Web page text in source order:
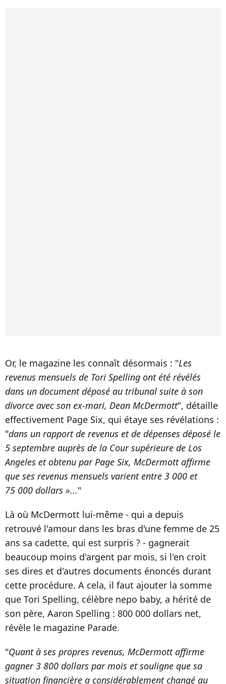
Or, le magazine les connaît désormais : "Les
revenus mensuels de Tori Spelling ont été révélés
dans un document déposé au tribunal suite à son
divorce avec son ex-mari, Dean McDermott", détaille
effectivement Page Six, qui étaye ses révélations :
"dans un rapport de revenus et de dépenses déposé le
5 septembre auprès de la Cour supérieure de Los
Angeles et obtenu par Page Six, McDermott affirme
que ses revenus mensuels varient entre 3 000 et
75 000 dollars »..."
Là où McDermott lui-même - qui a depuis
retrouvé l'amour dans les bras d'une femme de 25
ans sa cadette, qui est surpris ? - gagnerait
beaucoup moins d'argent par mois, si l'en croit
ses dires et d'autres documents énoncés durant
cette procédure. A cela, il faut ajouter la somme
que Tori Spelling, célèbre nepo baby, a hérité de
son père, Aaron Spelling : 800 000 dollars net,
révèle le magazine Parade.
"Quant à ses propres revenus, McDermott affirme
gagner 3 800 dollars par mois et souligne que sa
situation financière a considérablement changé au